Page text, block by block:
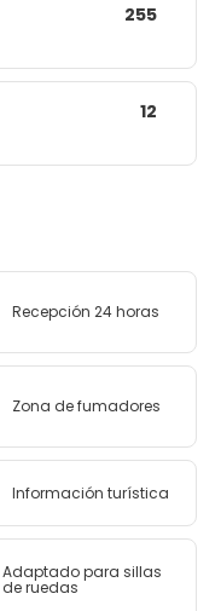
255
12
Recepción 24 horas
Zona de fumadores
Información turística
Adaptado para sillas
de ruedas